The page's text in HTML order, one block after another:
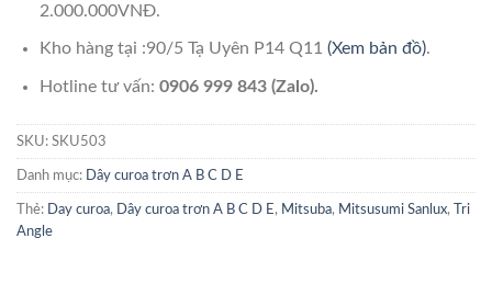
2.000.000VNĐ.
Kho hàng tại :90/5 Tạ Uyên P14 Q11 (Xem bản đồ).
Hotline tư vấn: 0906 999 843 (Zalo).
SKU: SKU503
Danh mục: Dây curoa trơn A B C D E
Thẻ: Day curoa, Dây curoa trơn A B C D E , Mitsuba, Mitsusumi Sanlux,
Tri
Angle